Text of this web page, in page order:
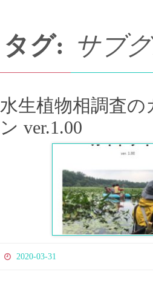
タグ: サブ
水生植物相調査の
ン ver.1.00
2020-03-31